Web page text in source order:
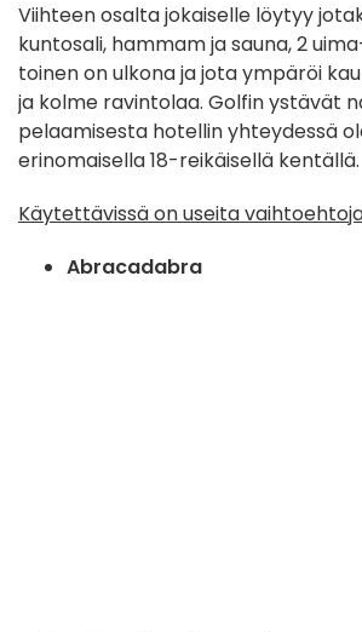
Viihteen osalta jokaiselle löytyy
kuntosali, hammam ja sauna, 2
toinen on ulkona ja jota ympäröi
ja kolme ravintolaa. Golfin ystävät
pelaamisesta hotellin yhteydessä
erinomaisella 18-reikäisellä kentällä.
Käytettävissä on useita
Abracadabra